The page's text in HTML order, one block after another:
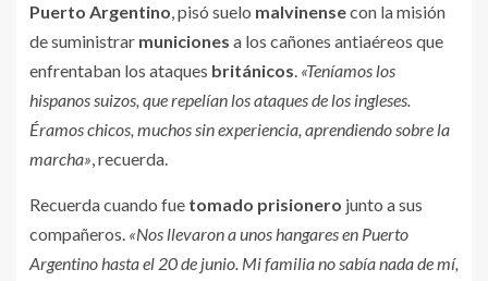
Puerto Argentino, pisó suelo malvinensecon la misión
de suministrar municiones a los cañones antiaéreos que
enfrentaban los ataques británicos. «Teníamos los
hispanos suizos, que repelían los ataques de los ingleses.
Éramos chicos, muchos sin experiencia, aprendiendo sobre la
marcha», recuerda.
Recuerda cuando fue tomado prisionero junto a sus
compañeros. «Nos llevaron a unos hangares en Puerto
Argentino hasta el 20 de junio. Mi familia no sabía nada de mí,